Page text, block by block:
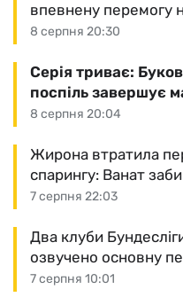
8 серпня 20:30
впевнену перемогу
8 серпня 20:04
Серія триває:
поспіль завершує
7 серпня 22:03
Жирона втратила
спарингу: Ванат
7 серпня 10:01
Два клуби
озвучено основну